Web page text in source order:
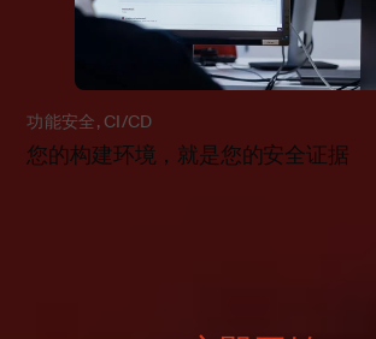
功能安全, CI/CD
您的构建环境，就是您的安全证据